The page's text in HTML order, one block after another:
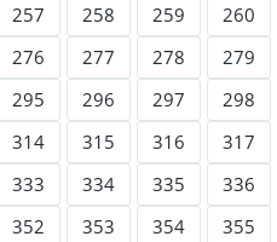
257 258 259 260
276 277 278 279
295 296 297 298
314 315 316 317
333 334 335 336
352 353 354 355